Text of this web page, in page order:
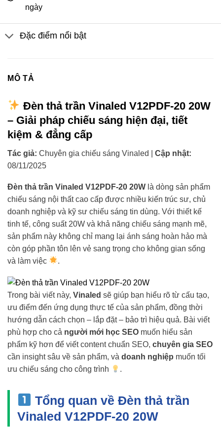
ngày
Đặc điểm nổi bật
MÔ TẢ
Đèn thả trần Vinaled V12PDF-20 20W
– Giải pháp chiếu sáng hiện đại, tiết
kiệm & đẳng cấp
Tác giả: Chuyên gia chiếu sáng Vinaled | Cập nhật:
08/11/2025
Đèn thả trần Vinaled V12PDF-20 20W là dòng sản phẩm
chiếu sáng nội thất cao cấp được nhiều kiến trúc sư, chủ
doanh nghiệp và kỹ sư chiếu sáng tin dùng. Với thiết kế
tinh tế, công suất 20W và khả năng chiếu sáng mạnh mẽ,
sản phẩm này không chỉ mang lại ánh sáng hoàn hảo mà
còn góp phần tôn lên vẻ sang trọng cho không gian sống
và làm việc
.
Trong bài viết này, Vinaled sẽ giúp bạn hiểu rõ từ cấu tạo,
ưu điểm đến ứng dụng thực tế của sản phẩm, đồng thời
hướng dẫn cách chọn – lắp đặt – bảo trì hiệu quả. Bài viết
phù hợp cho cả người mới học SEO muốn hiểu sản
phẩm kỹ hơn để viết content chuẩn SEO, chuyên gia SEO
cần insight sâu về sản phẩm, và doanh nghiệp muốn tối
ưu chiếu sáng cho công trình
.
Tổng quan về Đèn thả trần
Vinaled V12PDF-20 20W